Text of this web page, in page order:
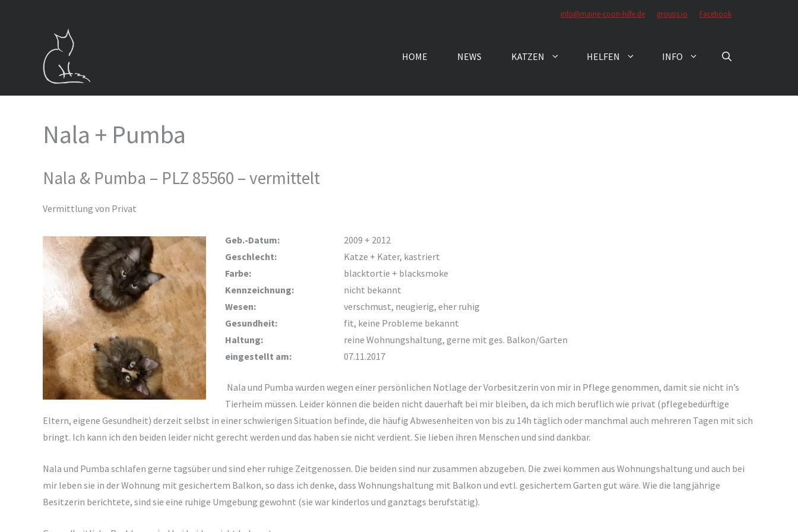
info@maine-coon-hilfe.de groups.io Facebook
HOME NEWS KATZEN HELFEN INFO
Nala + Pumba
Nala & Pumba – PLZ 85560 – vermittelt
Vermittlung von Privat
Geb.-Datum:
2009 + 2012
Geschlecht:
Katze + Kater, kastriert
Farbe:
blacktortie + blacksmoke
Kennzeichnung:
nicht bekannt
Wesen:
verschmust, neugierig, eher ruhig
Gesundheit:
fit, keine Probleme bekannt
Haltung:
reine Wohnungshaltung, gerne mit ges. Balkon/Garten
eingestellt am:
07.11.2017
Nala und Pumba wurden wegen einer persönlichen Notlage der Vorbesitzerin von mir in Pflege genommen, damit sie nicht in’s
Tierheim müssen. Leider können die beiden nicht dauerhaft bei mir bleiben, da ich mich beruflich wie privat (pflegebedürftige
Eltern, eigene Gesundheit) derzeit selbst in einer schwierigen Situation befinde, die häufig Abwesenheiten von bis zu 14h täglich oder manchmal auch mehreren Tagen mit sich
bringt. Ich kann ich den beiden leider nicht gerecht werden und das haben sie nicht verdient. Sie lieben ihren Menschen und sind dankbar.
Nala und Pumba schlafen gerne tagsüber und sind eher ruhige Zeitgenossen. Die beiden sind nur zusammen abzugeben. Die zwei kommen aus Wohnungshaltung und auch bei
mir leben sie in der Wohnung mit gesichertem Balkon, so dass ich denke, dass Wohnungshaltung mit Balkon und evtl. gesichertem Garten gut wäre. Wie die langjährige
Besitzerin berichtete, sind sie eine ruhige Umgebung gewohnt (sie war kinderlos und ganztags berufstätig).